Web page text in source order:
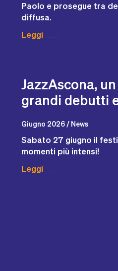
Paolo e prosegue tra
diffusa.
Leggi
JazzAscona,
grandi debutti
Giugno 2026 / News
Sabato 27 giugno il
momenti più intensi!
Leggi